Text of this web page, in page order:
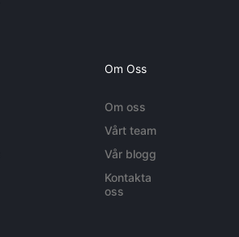
Om Oss
Om oss
Vårt team
Vår blogg
Kontakta
oss